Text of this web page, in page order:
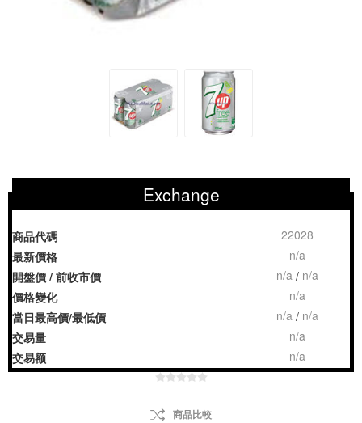
Exchange
商品代碼
22028
最新價格
n/a
開盤價 / 前收市價
n/a / n/a
價格變化
n/a
當日最高價/最低價
n/a / n/a
交易量
n/a
交易额
n/a
商品比較